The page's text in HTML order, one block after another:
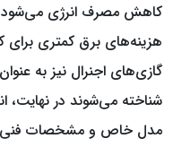
کاهش مصرف انرژی می‌شود
هزینه‌های برق کمتری برای
گازی‌های اجنرال نیز به
شناخته می‌شوند در نهایت،
مدل خاص و مشخصات فنی